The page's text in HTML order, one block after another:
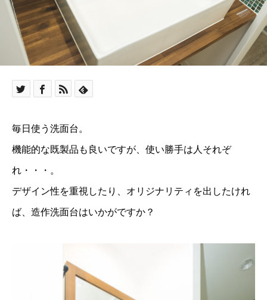
毎日使う洗面台。
機能的な既製品も良いですが、使い勝手は人それぞ
れ・・・。
デザイン性を重視したり、オリジナリティを出したけれ
ば、造作洗面台はいかがですか？